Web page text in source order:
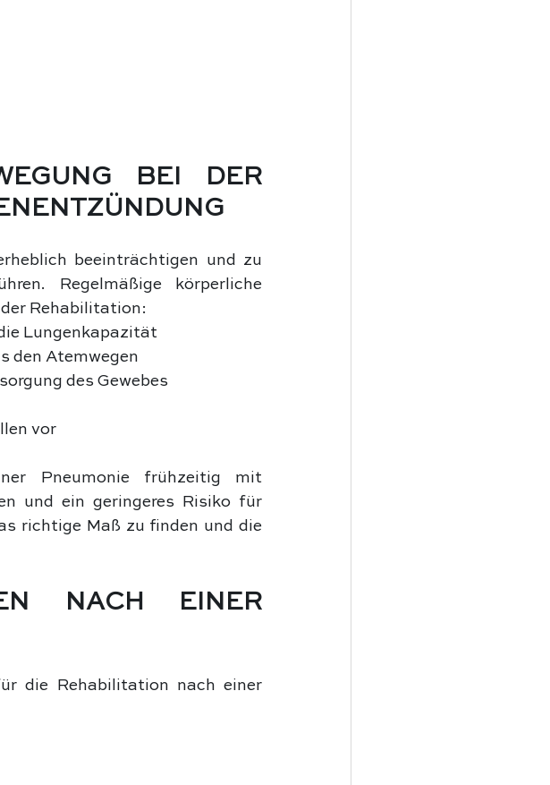
BEI DER
beeinträchtigen und zu
Regelmäßige körperliche
Rehabilitation:
Lungenkapazität
den Atemwegen
des Gewebes
vor
Pneumonie frühzeitig mit
und ein geringeres Risiko für
richtige Maß zu finden und die
NACH EINER
die Rehabilitation nach einer